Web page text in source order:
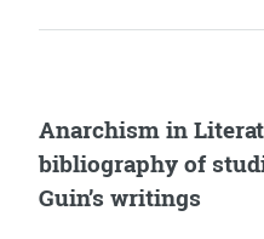
Anarchism in
bibliography of
Guin’s writings